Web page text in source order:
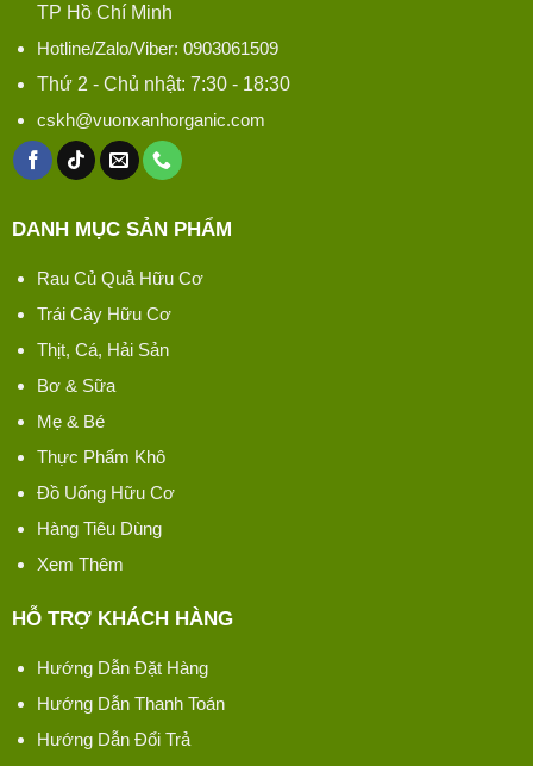
TP Hồ Chí Minh
Hotline/Zalo/Viber: 0903061509
Thứ 2 - Chủ nhật: 7:30 - 18:30
cskh@vuonxanhorganic.com
DANH MỤC SẢN PHẨM
Rau Củ Quả Hữu Cơ
Trái Cây Hữu Cơ
Thịt, Cá, Hải Sản
Bơ & Sữa
Mẹ & Bé
Thực Phẩm Khô
Đồ Uống Hữu Cơ
Hàng Tiêu Dùng
Xem Thêm
HỖ TRỢ KHÁCH HÀNG
Hướng Dẫn Đặt Hàng
Hướng Dẫn Thanh Toán
Hướng Dẫn Đổi Trả